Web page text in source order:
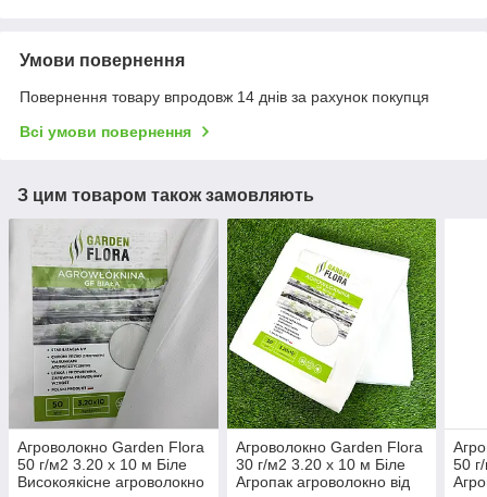
Умови повернення
Повернення товару впродовж 14 днів за рахунок покупця
Всі умови повернення
З цим товаром також замовляють
Агроволокно Garden Flora
50 г/м2 3.20 х 10 м Біле
Високоякісне агроволокно
Агроволокно Garden Flora
30 г/м2 3.20 х 10 м Біле
Агропак агроволокно від
50